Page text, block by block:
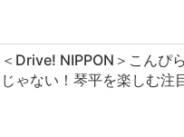
＜Drive! NIPPON＞こんぴ
じゃない！琴平を楽しむ注